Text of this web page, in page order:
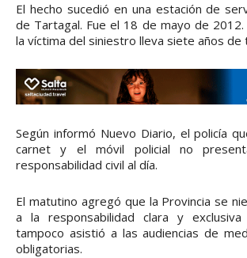
El hecho sucedió en una estación de
de Tartagal. Fue el 18 de mayo de
la víctima del siniestro lleva siete años de
Según informó Nuevo Diario, el policía
carnet y el móvil policial no
responsabilidad civil al día.
El matutino agregó que la Provincia se
a la responsabilidad clara y
tampoco asistió a las audiencias de
obligatorias.